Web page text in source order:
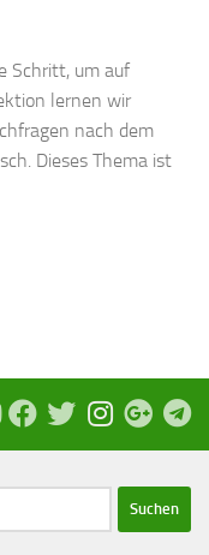
Schritt, um auf
lernen wir
nach dem
Dieses Thema ist